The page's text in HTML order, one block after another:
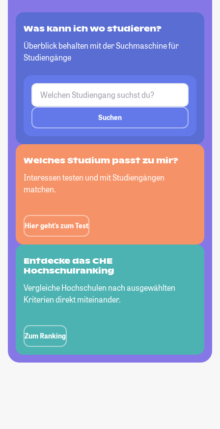
Was kann ich wo studieren?
Überblick behalten mit der Suchmaschine für
Studiengänge
Suchen
Welches Studium passtzu mir?
Interessen testen und mit Studiengängen
matchen.
Hier geht’s zum Test
Entdecke das CHE
Hochschulranking
Vergleiche Hochschulen nach ausgewählten
Kriterien direkt miteinander.
Zum Ranking